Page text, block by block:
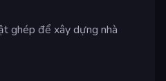
ghép để xây dựng nhà